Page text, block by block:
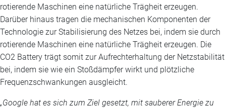
rotierende Maschinen eine natürliche Trägheit erzeugen.
Darüber hinaus tragen die mechanischen Komponenten der
Technologie zur Stabilisierung des Netzes bei, indem sie durch
rotierende Maschinen eine natürliche Trägheit erzeugen. Die
CO2 Battery trägt somit zur Aufrechterhaltung der Netzstabilität
bei, indem sie wie ein Stoßdämpfer wirkt und plötzliche
Frequenzschwankungen ausgleicht.
„Google hat es sich zum Ziel gesetzt, mit sauberer Energie zu